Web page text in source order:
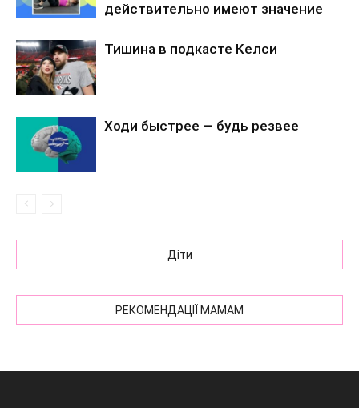
действительно имеют значение
Тишина в подкасте Келси
Ходи быстрее — будь резвее
Діти
РЕКОМЕНДАЦІЇ МАМАМ